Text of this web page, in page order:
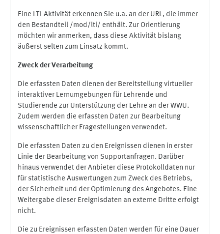
Eine LTI-Aktivität erkennen Sie u.a. an der URL, die immer
den Bestandteil /mod/lti/ enthält. Zur Orientierung
möchten wir anmerken, dass diese Aktivität bislang
äußerst selten zum Einsatz kommt.
Zweck der Verarbeitung
Die erfassten Daten dienen der Bereitstellung virtueller
interaktiver Lernumgebungen für Lehrende und
Studierende zur Unterstützung der Lehre an der WWU.
Zudem werden die erfassten Daten zur Bearbeitung
wissenschaftlicher Fragestellungen verwendet.
Die erfassten Daten zu den Ereignissen dienen in erster
Linie der Bearbeitung von Supportanfragen. Darüber
hinaus verwendet der Anbieter diese Protokolldaten nur
für statistische Auswertungen zum Zweck des Betriebs,
der Sicherheit und der Optimierung des Angebotes. Eine
Weitergabe dieser Ereignisdaten an externe Dritte erfolgt
nicht.
Die zu Ereignissen erfassten Daten werden für eine Dauer